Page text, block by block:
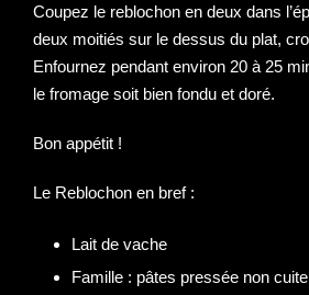
Coupez le reblochon en deux dans
deux moitiés sur le dessus du plat,
Enfournez pendant environ 20 à 25
le fromage soit bien fondu et doré.
Bon appétit !
Le Reblochon en bref :
Lait de vache
Famille : pâtes pressée non cuite